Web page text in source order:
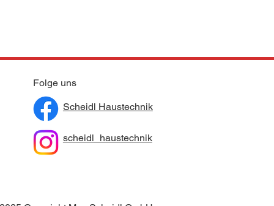
Folge uns
Scheidl Haustechnik
scheidl_haustechnik